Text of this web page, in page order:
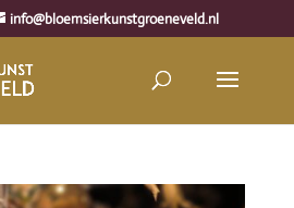
info@bloemsierkunstgroeneveld.nl